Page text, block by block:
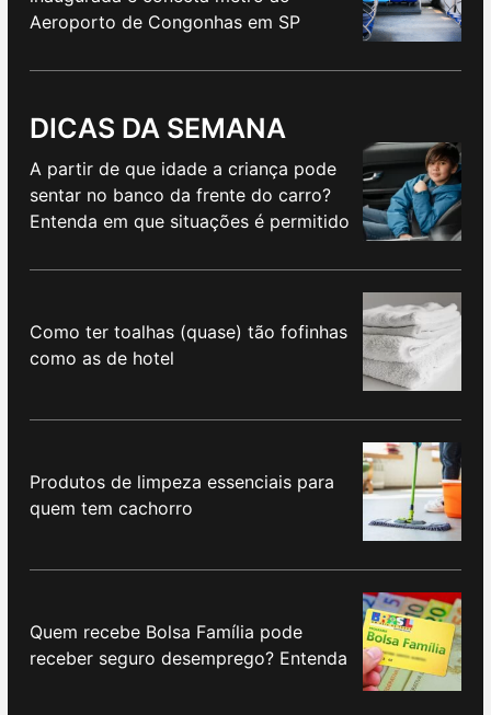
Aeroporto de Congonhas em SP
DICAS DA SEMANA
A partir de que idade a criança pode
sentar no banco da frente do carro?
Entenda em que situações é permitido
Como ter toalhas (quase) tão fofinhas
como as de hotel
Produtos de limpeza essenciais para
quem tem cachorro
Quem recebe Bolsa Família pode
receber seguro desemprego? Entenda